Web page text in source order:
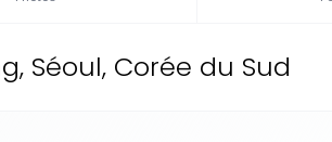
Séoul, Corée du Sud